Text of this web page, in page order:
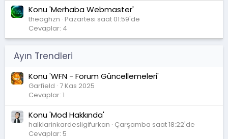
Konu 'Merhaba Webmaster'
theoghzn Pazartesi saat 01:59'de
Cevaplar: 4
Ayın Trendleri
Konu 'WFN - Forum Güncellemeleri'
Garfield 7 Kas 2025
Cevaplar: 1
Konu 'Mod Hakkında'
halklarinkardesligifurkan Çarşamba saat 18:22'de
Cevaplar: 5